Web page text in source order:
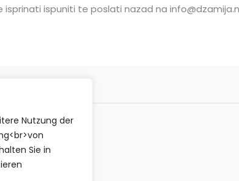
Nutzung der
Sie in
ispuniti te poslati nazad na